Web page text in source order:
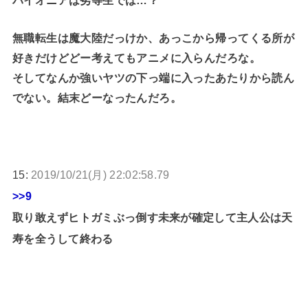
無職転生は魔大陸だっけか、あっこから帰ってくる所が
好きだけどどー考えてもアニメに入らんだろな。
そしてなんか強いヤツの下っ端に入ったあたりから読ん
でない。結末どーなったんだろ。
15: 2019/10/21(月) 22:02:58.79
>>9
取り敢えずヒトガミぶっ倒す未来が確定して主人公は天
寿を全うして終わる